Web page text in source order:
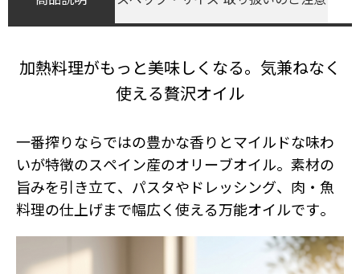
加熱料理がもっと美味しくなる。気兼ねなく
使える贅沢オイル
一番搾りならではの豊かな香りとマイルドな味わ
いが特徴のスペイン産のオリーブオイル。素材の
旨みを引き立て、パスタやドレッシング、肉・魚
料理の仕上げまで幅広く使える万能オイルです。